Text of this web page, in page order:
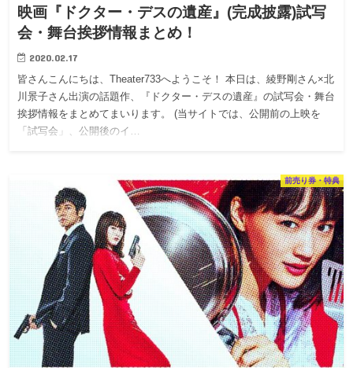
映画『ドクター・デスの遺産』(完成披露)試写
会・舞台挨拶情報まとめ！
2020.02.17
皆さんこんにちは、Theater733へようこそ！ 本日は、綾野剛さん×北
川景子さん出演の話題作、『ドクター・デスの遺産』の試写会・舞台
挨拶情報をまとめてまいります。 (当サイトでは、公開前の上映を
「試写会」、公開後のイ…
前売り券・特典